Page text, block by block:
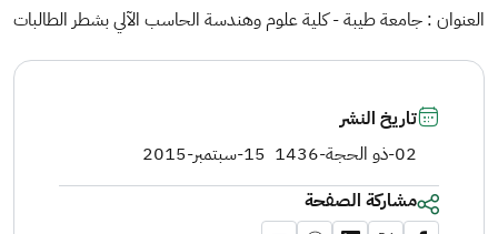
العنوان : جامعة طيبة - كلية علوم وهندسة الحاسب الآلي بشطر الطالبات
تاريخ النشر
02-ذو الحجة-1436
15-سبتمبر-2015
مشاركة الصفحة